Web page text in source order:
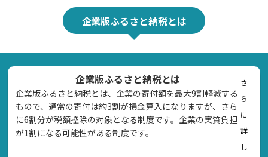
企業版ふるさと納税とは
企業版ふるさと納税とは
企業版ふるさと納税とは、企業の寄付額を最大9割軽減する
もので、通常の寄付は約3割が損金算入になりますが、さら
に6割分が税額控除の対象となる制度です。企業の実質負担
が1割になる可能性がある制度です。
さ
ら
に
詳
し